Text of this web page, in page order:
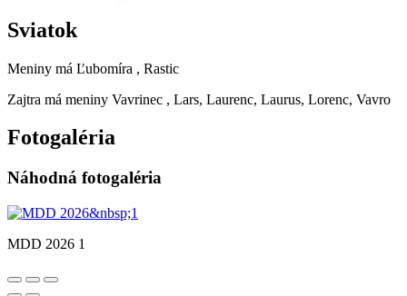
Sviatok
Meniny má Ľubomíra , Rastic
Zajtra má meniny Vavrinec , Lars, Laurenc, Laurus, Lorenc, Vavro
Fotogaléria
Náhodná fotogaléria
MDD 2026 1